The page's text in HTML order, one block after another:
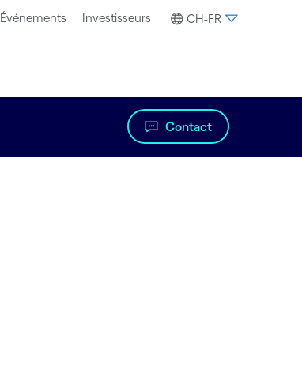
Événements Investisseurs CH-FR
Contact